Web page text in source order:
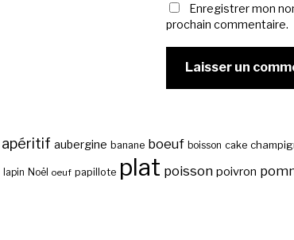
Enregistrer mon
prochain commentaire.
apéritif aubergine banane boeuf boisson cake
lapin Noël oeuf papillote plat poisson poivron